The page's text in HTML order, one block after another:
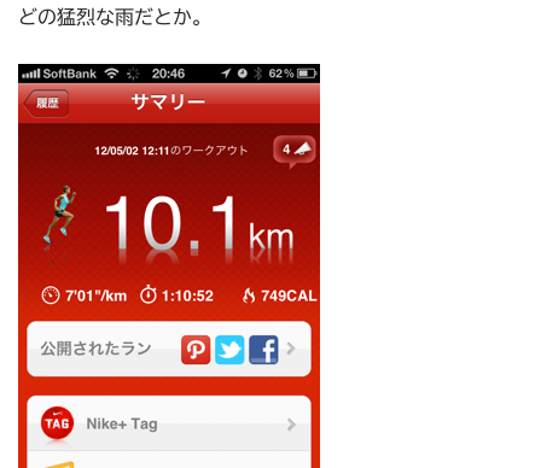
どの猛烈な雨だとか。